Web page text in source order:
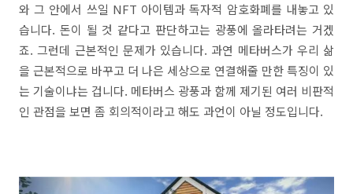
와 그 안에서 쓰일 NFT 아이템과 독자적 암호화폐를 내놓고 있
습니다. 돈이 될 것 같다고 판단하고는 광풍에 올라타려는 거겠
죠. 그런데 근본적인 문제가 있습니다. 과연 메타버스가 우리 삶
을 근본적으로 바꾸고 더 나은 세상으로 연결해줄 만한 특징이 있
는 기술이냐는 겁니다. 메타버스 광풍과 함께 제기된 여러 비판적
인 관점을 보면 좀 회의적이라고 해도 과언이 아닐 정도입니다.